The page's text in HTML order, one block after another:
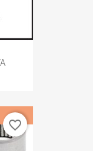
favorite_border